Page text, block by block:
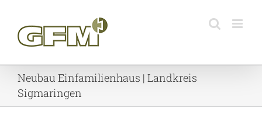
content
Neubau Einfamilienhaus | Landkreis
Sigmaringen